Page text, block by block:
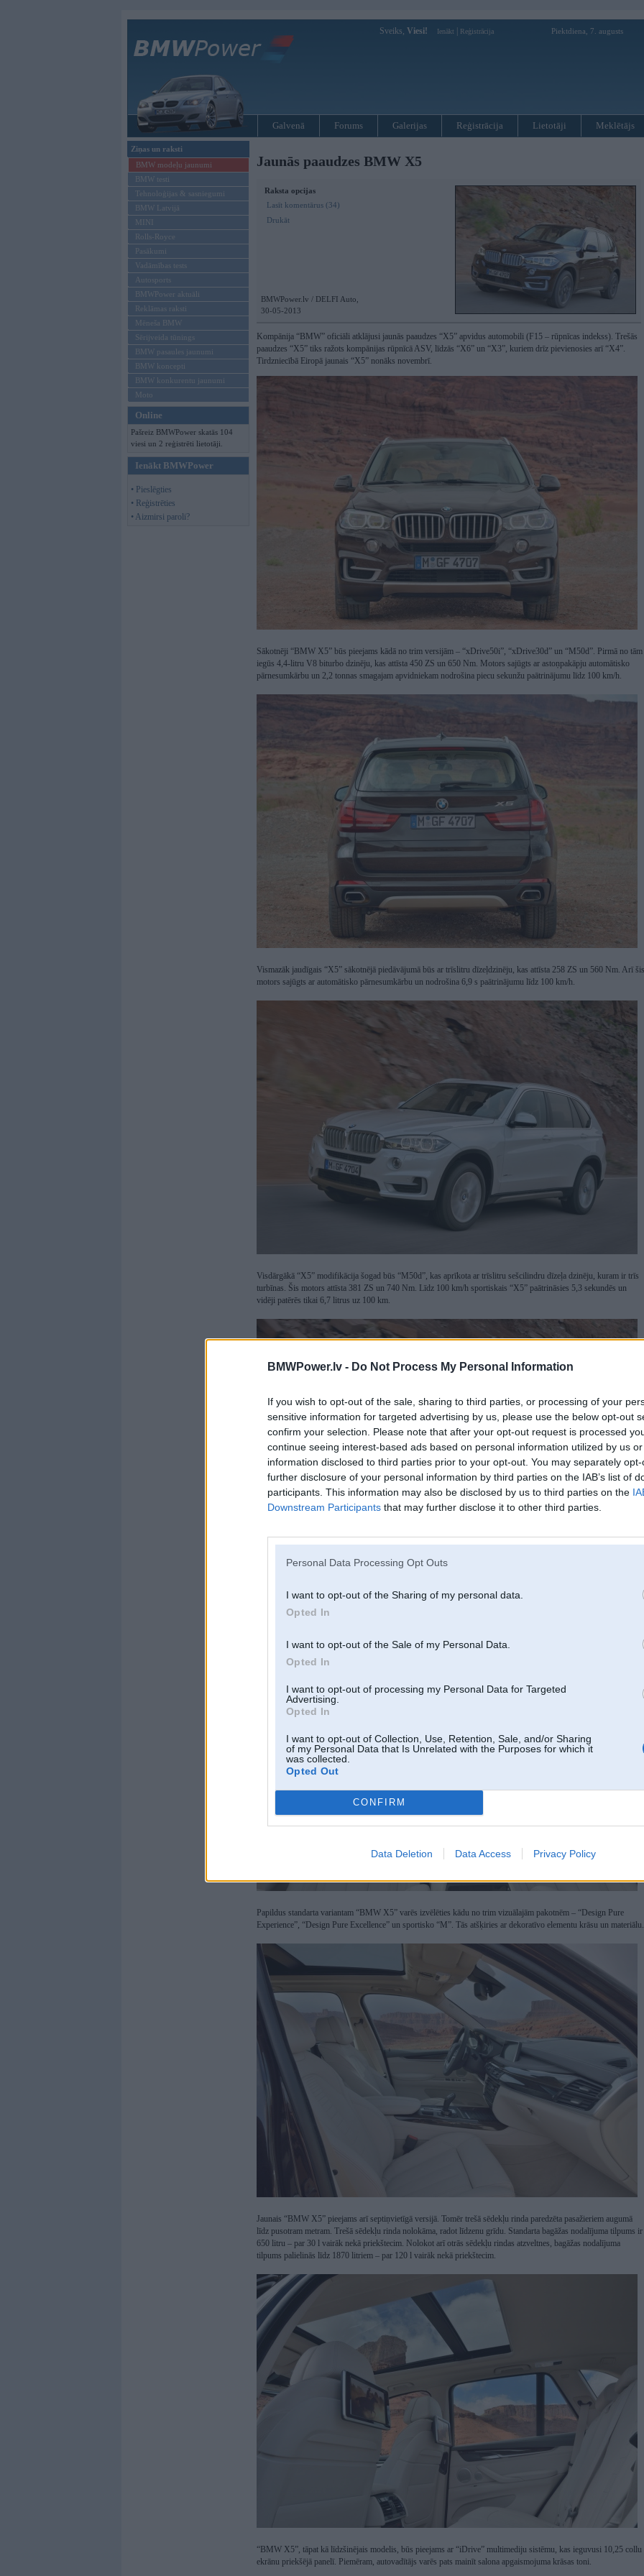
BMWPower.lv - Do Not Process My Personal Information
If you wish to opt-out of the sale, sharing to third parties, or processing of your
sensitive information for targeted advertising by us, please use the below opt-out
confirm your selection. Please note that after your opt-out request is processed
continue seeing interest-based ads based on personal information utilized by us
information disclosed to third parties prior to your opt-out. You may separately
further disclosure of your personal information by third parties on the IAB’s list of
participants. This information may also be disclosed by us to third parties on the
Downstream Participants that may further disclose it to other third parties.
Personal Data Processing Opt Outs
I want to opt-out of the Sharing of my personal data.
Opted In
I want to opt-out of the Sale of my Personal Data.
Opted In
I want to opt-out of processing my Personal Data for Targeted
Advertising.
Opted In
I want to opt-out of Collection, Use, Retention, Sale, and/or Sharing
of my Personal Data that Is Unrelated with the Purposes for which it
was collected.
Opted Out
CONFIRM
Data Deletion Data Access Privacy Policy
Sveiks, Viesi! Ienākt Reģistrācija Piektdiena, 7. augusts
Galvenā Forums Galerijas Reģistrācija Lietotāji Meklētājs
Ziņas un raksti
BMW modeļu jaunumi
BMW testi
Tehnoloģijas & sasniegumi
BMW Latvijā
MINI
Rolls-Royce
Pasākumi
Vadāmības tests
Autosports
BMWPower aktuāli
Reklāmas raksti
Mēneša BMW
Sērijveida tūnings
BMW pasaules jaunumi
BMW koncepti
BMW konkurentu jaunumi
Moto
Online
Pašreiz BMWPower skatās 104
viesi un 2 reģistrēti lietotāji.
Ienākt BMWPower
• Pieslēgties
• Reģistrēties
• Aizmirsi paroli?
Jaunās paaudzes BMW X5
Raksta opcijas
Lasīt komentārus (34)
Drukāt
BMWPower.lv / DELFI Auto,
30-05-2013
Kompānija “BMW” oficiāli atklājusi jaunās paaudzes “X5” apvidus automobili (F15 – rūpnīcas indekss). Trešās
paaudzes “X5” tiks ražots kompānijas rūpnīcā ASV, līdzās “X6” un “X3”, kuriem drīz pievienosies arī “X4”.
Tirdzniecībā Eiropā jaunais “X5” nonāks novembrī.
Sākotnēji “BMW X5” būs pieejams kādā no trim versijām – “xDrive50i”, “xDrive30d” un “M50d”. Pirmā no tām
iegūs 4,4-litru V8 biturbo dzinēju, kas attīsta 450 ZS un 650 Nm. Motors sajūgts ar astoņpakāpju automātisko
pārnesumkārbu un 2,2 tonnas smagajam apvidniekam nodrošina piecu sekunžu paātrinājumu līdz 100 km/h.
Vismazāk jaudīgais “X5” sākotnējā piedāvājumā būs ar trīslitru dīzeļdzinēju, kas attīsta 258 ZS un 560 Nm. Arī šis
motors sajūgts ar automātisko pārnesumkārbu un nodrošina 6,9 s paātrinājumu līdz 100 km/h.
Visdārgākā “X5” modifikācija šogad būs “M50d”, kas aprīkota ar trīslitru sešcilindru dīzeļa dzinēju, kuram ir trīs
turbīnas. Šis motors attīsta 381 ZS un 740 Nm. Līdz 100 km/h sportiskais “X5” paātrināsies 5,3 sekundēs un
vidēji patērēs tikai 6,7 litrus uz 100 km.
Nedaudz vēlāk pēc jaunā modeļa debijas tā piedāvājumam pievienosies “xDrive35i” (306 ZS) un “xDrive40d”
(313 ZS) versija, kā arī bāzes modifikācijas “xDrive25d” un “sDrive25d” ar nepilnu sešu litru dīzeļa patēriņ uz
100 km. Turklāt pēdējā no tām būs vienīgā, kurai nebūs pieejama pilnpiedziņas sistēma.
Papildus standarta variantam “BMW X5” varēs izvēlēties kādu no trim vizuālajām pakotnēm – “Design Pure
Experience”, “Design Pure Excellence” un sportisko “M”. Tās atšķiries ar dekoratīvo elementu krāsu un materiālu.
Jaunais “BMW X5” pieejams arī septiņvietīgā versijā. Tomēr trešā sēdekļu rinda paredzēta pasažieriem augumā
līdz pusotram metram. Trešā sēdekļu rinda nolokāma, radot līdzenu grīdu. Standarta bagāžas nodalījuma tilpums ir
650 litru – par 30 l vairāk nekā priekštecim. Nolokot arī otrās sēdekļu rindas atzveltnes, bagāžas nodalījuma
tilpums palielinās līdz 1870 litriem – par 120 l vairāk nekā priekštecim.
“BMW X5”, tāpat kā līdzšinējais modelis, būs pieejams ar “iDrive” multimediju sistēmu, kas ieguvusi 10,25 collu
ekrānu priekšējā panelī. Piemēram, autovadītājs varēs pats mainīt salona apgaismojuma krāsas toni.